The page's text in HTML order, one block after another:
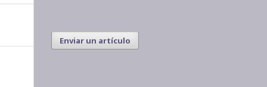
Enviar un artículo